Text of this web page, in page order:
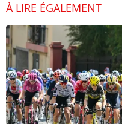
À LIRE ÉGALEMENT